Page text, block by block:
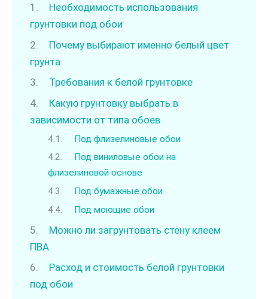
Необходимость использования
грунтовки под обои
Почему выбирают именно белый цвет
грунта
Требования к белой грунтовке
Какую грунтовку выбрать в
зависимости от типа обоев
Под флизелиновые обои
Под виниловые обои на
флизелиновой основе
Под бумажные обои
Под моющие обои
Можно ли загрунтовать стену клеем
ПВА
Расход и стоимость белой грунтовки
под обои